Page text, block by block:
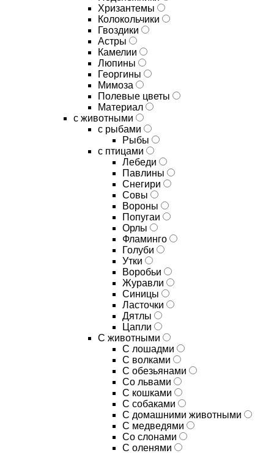
Хризантемы
Колокольчики
Гвоздики
Астры
Камелии
Люпины
Георгины
Мимоза
Полевые цветы
Материал
с животными
с рыбами
Рыбы
с птицами
Лебеди
Павлины
Снегири
Совы
Вороны
Попугаи
Орлы
Фламинго
Голуби
Утки
Воробьи
Журавли
Синицы
Ласточки
Дятлы
Цапли
С животными
С лошадми
С волками
С обезьянами
Со львами
С кошками
С собаками
С домашними животными
С медведями
Со слонами
С оленями